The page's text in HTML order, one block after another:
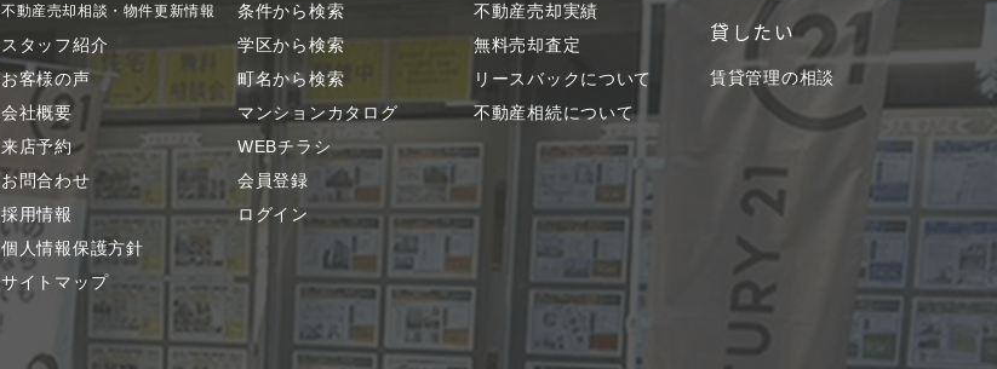
不動産売却相談・物件更新情報
スタッフ紹介
お客様の声
会社概要
来店予約
お問合わせ
採用情報
個人情報保護方針
サイトマップ
条件から検索
学区から検索
町名から検索
マンションカタログ
WEBチラシ
会員登録
ログイン
不動産売却実績
無料売却査定
リースバックについて
不動産相続について
貸したい
賃貸管理の相談